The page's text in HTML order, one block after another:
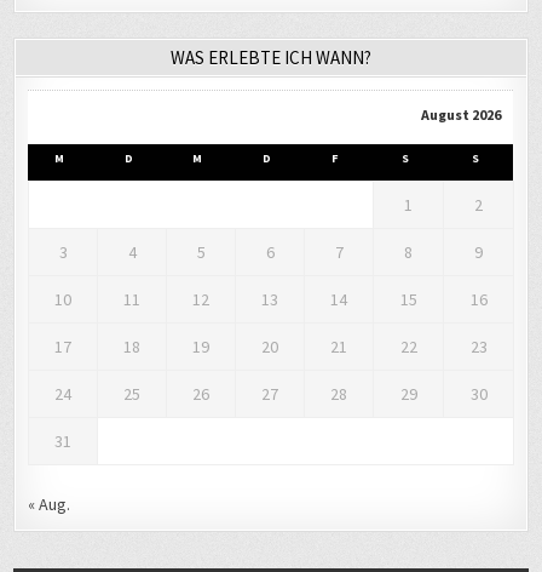
WAS ERLEBTE ICH WANN?
August 2026
M D M D F S S
1 2
3 4 5 6 7 8 9
10 11 12 13 14 15 16
17 18 19 20 21 22 23
24 25 26 27 28 29 30
31
« Aug.